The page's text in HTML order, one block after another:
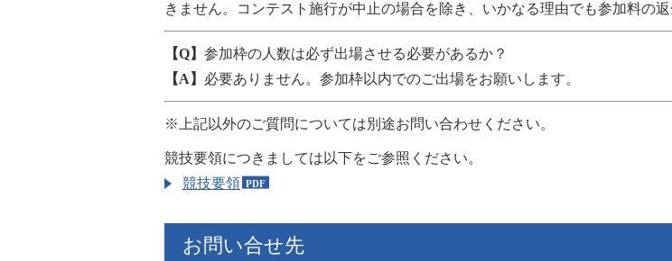
きません。コンテスト施行が中止の場合を除き、いかなる理由でも参加料の返
【Q】 参加枠の人数は必ず出場させる必要があるか？
【A】 必要ありません。参加枠以内でのご出場をお願いします。
※上記以外のご質問については別途お問い合わせください。
競技要領につきましては以下をご参照ください。
競技要領
お問い合せ先